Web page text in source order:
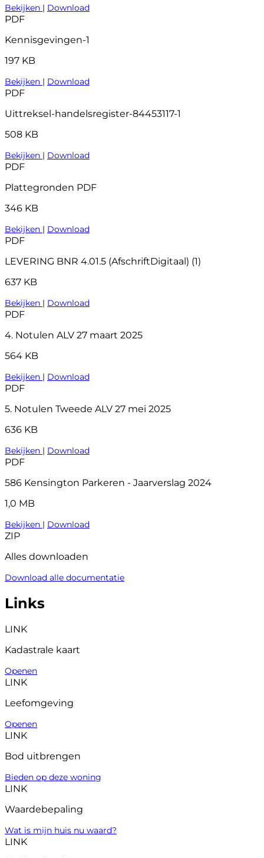
Bekijken | Download
PDF
Kennisgevingen-1
197 KB
Bekijken | Download
PDF
Uittreksel-handelsregister-84453117-1
508 KB
Bekijken | Download
PDF
Plattegronden PDF
346 KB
Bekijken | Download
PDF
LEVERING BNR 4.01.5 (AfschriftDigitaal) (1)
637 KB
Bekijken | Download
PDF
4. Notulen ALV 27 maart 2025
564 KB
Bekijken | Download
PDF
5. Notulen Tweede ALV 27 mei 2025
636 KB
Bekijken | Download
PDF
586 Kensington Parkeren - Jaarverslag 2024
1,0 MB
Bekijken | Download
ZIP
Alles downloaden
Download alle documentatie
Links
LINK
Kadastrale kaart
Openen
LINK
Leefomgeving
Openen
LINK
Bod uitbrengen
Bieden op deze woning
LINK
Waardebepaling
Wat is mijn huis nu waard?
LINK